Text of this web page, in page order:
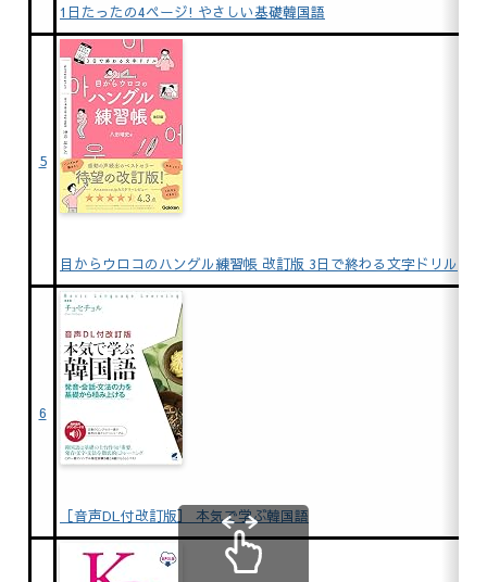
1日たったの4ページ! やさしい基礎韓国語
5
目からウロコのハングル練習帳 改訂版 3日で終わる文字ドリル
6
［音声DL付改訂版］ 本気で学ぶ韓国語